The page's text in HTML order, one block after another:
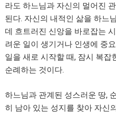
라도 하느님과 자신의 멀어진
된다. 자신의 내적인 삶을 하느
데 흐트러진 신앙을 바로잡는
려운 일이 생기거나 인생에 중
일을 새로 시작할 때, 잠시 복잡
순례하는 것이다.
하느님과 관계된 성스러운 땅,
히 남아 있는 성지를 찾아 자신